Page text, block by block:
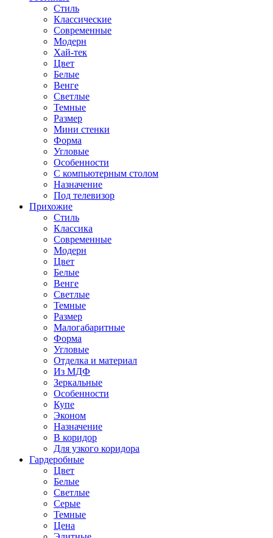
Стиль
Классические
Современные
Модерн
Хай-тек
Цвет
Белые
Венге
Светлые
Темные
Размер
Мини стенки
Форма
Угловые
Особенности
С компьютерным столом
Назначение
Под телевизор
Прихожие
Стиль
Классика
Современные
Модерн
Цвет
Белые
Венге
Светлые
Темные
Размер
Малогабаритные
Форма
Угловые
Отделка и материал
Из МДФ
Зеркальные
Особенности
Купе
Эконом
Назначение
В коридор
Для узкого коридора
Гардеробные
Цвет
Белые
Светлые
Серые
Темные
Цена